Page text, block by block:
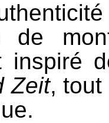
de
inspiré
Zeit, tout